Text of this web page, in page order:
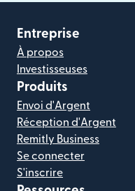
Entreprise
À propos
Investisseuses
Produits
Envoi d'Argent
Réception d'Argent
Remitly Business
Se connecter
S'inscrire